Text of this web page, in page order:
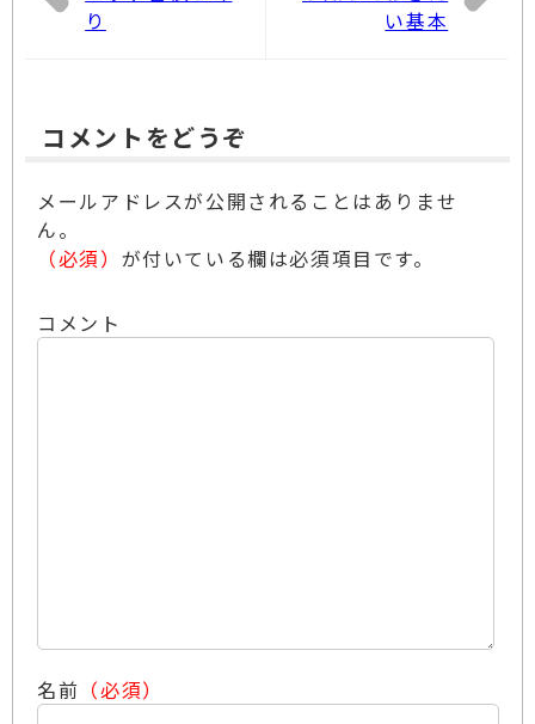
り
い基本
コメントをどうぞ
メールアドレスが公開されることはありませ
ん。
（必須） が付いている欄は必須項目です。
コメント
名前 （必須）